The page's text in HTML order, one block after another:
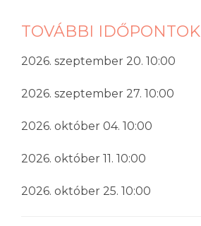
TOVÁBBI IDŐPONTOK
2026. szeptember 20. 10:00
2026. szeptember 27. 10:00
2026. október 04. 10:00
2026. október 11. 10:00
2026. október 25. 10:00